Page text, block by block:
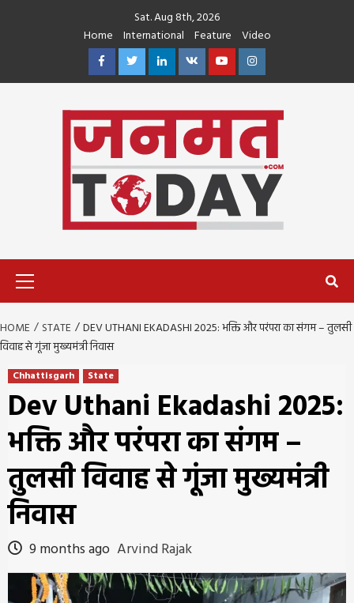
Sat. Aug 8th, 2026
Home
International Feature
Video
FacebookTwitterLinkedin
VK YoutubeInstagram
HOME STATE
DEV UTHANI EKADASHI 2025: भक्ति और परंपरा का संगम – तुलसी
विवाह से गूंजा मुख्यमंत्री निवास
Chhattisgarh State
Dev Uthani Ekadashi 2025:
भक्ति और परंपरा का संगम –
तुलसी विवाह से गूंजा मुख्यमंत्री
निवास
9 months ago Arvind Rajak